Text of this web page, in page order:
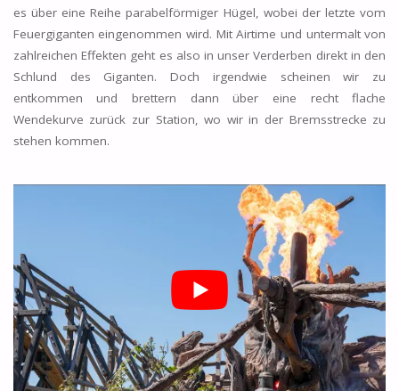
es über eine Reihe parabelförmiger Hügel, wobei der letzte vom
Feuergiganten eingenommen wird. Mit Airtime und untermalt von
zahlreichen Effekten geht es also in unser Verderben direkt in den
Schlund des Giganten. Doch irgendwie scheinen wir zu
entkommen und brettern dann über eine recht flache
Wendekurve zurück zur Station, wo wir in der Bremsstrecke zu
stehen kommen.